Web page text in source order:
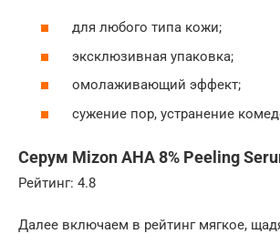
для любого типа кожи;
эксклюзивная упаковка;
омолаживающий эффект;
сужение пор, устранение
Серум Mizon AHA 8% Peeling
Рейтинг: 4.8
Далее включаем в рейтинг мягкое,